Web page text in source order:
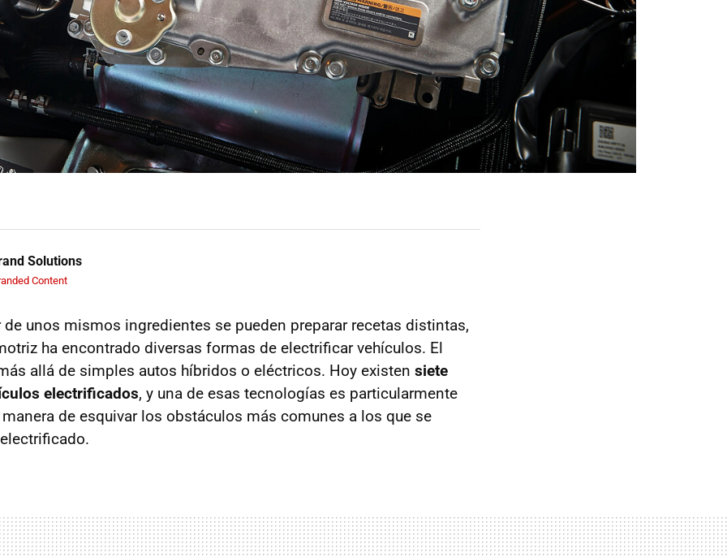
Solutions
Content
unos mismos ingredientes se pueden preparar recetas distintas,
ha encontrado diversas formas de electrificar vehículos. El
allá de simples autos híbridos o eléctricos. Hoy existen siete
electrificados, y una de esas tecnologías es particularmente
de esquivar los obstáculos más comunes a los que se